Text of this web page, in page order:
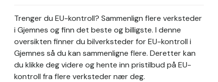
Trenger du EU-kontroll? Sammenlign flere verksteder
i Gjemnes og finn det beste og billigste. I denne
oversikten finner du bilverksteder for EU-kontroll i
Gjemnes så du kan sammenligne flere. Deretter kan
du klikke deg videre og hente inn pristilbud på EU-
kontroll fra flere verksteder nær deg.